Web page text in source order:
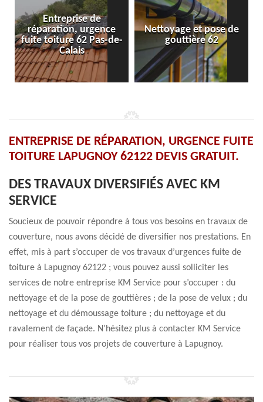
Entreprise de
réparation, urgence
fuite toiture 62 Pas-de-
Calais
Nettoyage et pose de
gouttière 62
ENTREPRISE DE RÉPARATION, URGENCE FUITE
TOITURE LAPUGNOY 62122 DEVIS GRATUIT.
DES TRAVAUX DIVERSIFIÉS AVEC KM
SERVICE
Soucieux de pouvoir répondre à tous vos besoins en travaux de
couverture, nous avons décidé de diversifier nos prestations. En
effet, mis à part s’occuper de vos travaux d’urgences fuite de
toiture à Lapugnoy 62122 ; vous pouvez aussi solliciter les
services de notre entreprise KM Service pour s’occuper : du
nettoyage et de la pose de gouttières ; de la pose de velux ; du
nettoyage et du démoussage toiture ; du nettoyage et du
ravalement de façade. N’hésitez plus à contacter KM Service
pour réaliser tous vos projets de couverture à Lapugnoy.